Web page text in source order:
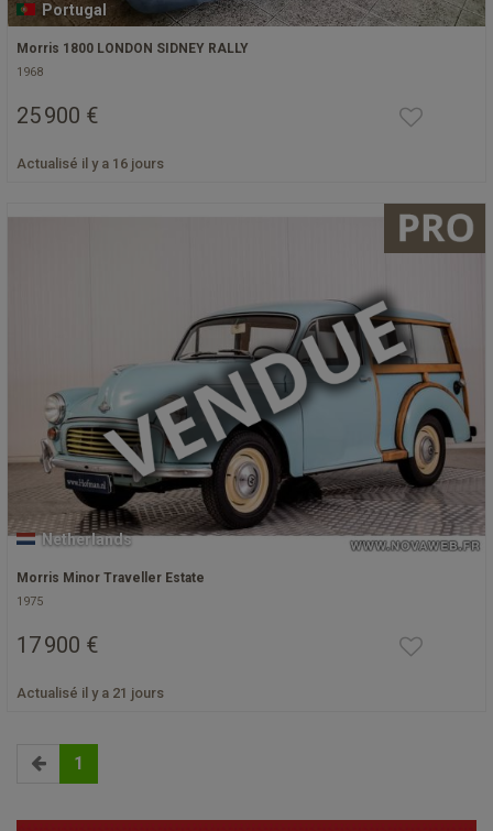
Portugal
Morris 1800 LONDON SIDNEY RALLY
1968
25 900 €
Actualisé il y a 16 jours
Netherlands
Morris Minor Traveller Estate
1975
17 900 €
Actualisé il y a 21 jours
1